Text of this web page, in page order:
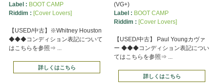
Label : BOOT CAMP
Riddim : [Cover Lovers]
【USED/中古】※Whitney Houston
◆◆◆コンディション表記について
はこちらを参照⇒ ...
詳しくはこちら
(VG+)
Label : BOOT CAMP
Riddim : [Cover Lovers]
【USED/中古】 Paul Youngカヴァ
ー ◆◆◆コンディション表記につい
てはこちらを参照⇒ ...
詳しくはこちら